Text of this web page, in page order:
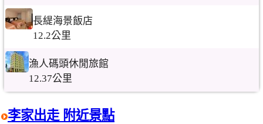
長緹海景飯店
12.2公里
漁人碼頭休閒旅館
12.37公里
李家出走 附近景點